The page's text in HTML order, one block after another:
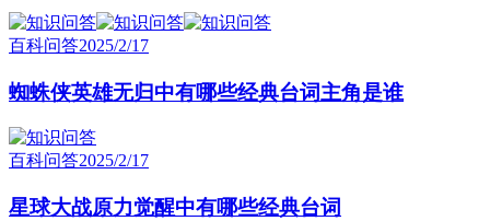
百科问答2025/2/17
蜘蛛侠英雄无归中有哪些经典台词主角是谁
百科问答2025/2/17
星球大战原力觉醒中有哪些经典台词